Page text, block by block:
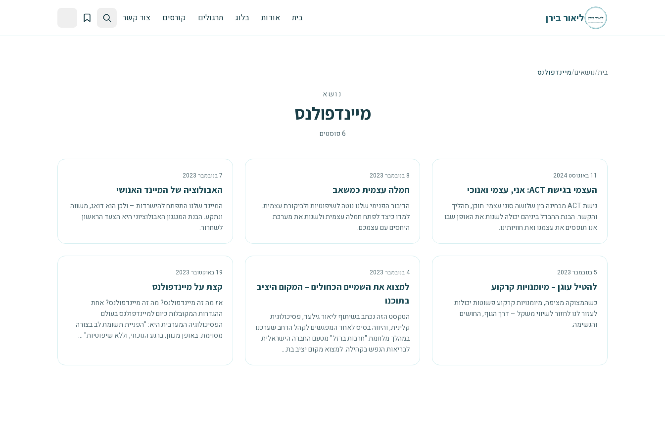
ליאור בירן בית אודות בלוג תרגולים קורסים צור קשר
בית/נושאים/מיינדפולנס
נושא
מיינדפולנס
6פוסטים
11 באוגוסט 2024
העצמי בגישת ACT: אני, עצמי ואנוכי
גישת ACT מבחינה בין שלושה סוגי עצמי: תוכן, תהליך
והקשר. הבנת ההבדל ביניהם יכולה לשנות את האופן שבו
אנו תופסים את עצמנו ואת חוויותינו.
8 בנובמבר 2023
חמלה עצמית כמשאב
הדיבור הפנימי שלנו נוטה לשיפוטיות ולביקורת עצמית.
למדו כיצד לפתח חמלה עצמית ולשנות את מערכת
היחסים עם עצמכם.
7 בנובמבר 2023
האבולוציה של המיינד האנושי
המיינד שלנו התפתח להישרדות – ולכן הוא דואג, משווה
ונתקע. הבנת המנגנון האבולוציוני היא הצעד הראשון
לשחרור.
5 בנובמבר 2023
להטיל עוגן – מיומנויות קרקוע
כשהמצוקה מציפה, מיומנויות קרקוע פשוטות יכולות
לעזור לנו לחזור לשיווי משקל – דרך הגוף, החושים
והנשימה.
4 בנובמבר 2023
למצוא את השמיים הכחולים – המקום היציב
בתוכנו
הטקסט הזה נכתב בשיתוף ליאור גילעד, פסיכולוגית
קלינית, והיווה בסיס לאחד המפגשים לקהל הרחב שערכנו
במהלך מלחמת "חרבות ברזל" מטעם החברה הישראלית
לבריאות הנפש בקהילה. למצוא מקום יציב בת...
19 באוקטובר 2023
קצת על מיינדפולנס
אז מה זה מיינדפולנס? מה זה מיינדפולנס? אחת
ההגדרות המקובלות כיום למיינדפולנס בעולם
הפסיכולוגיה המערבית היא: "הפניית תשומת לב בצורה
מסוימת: באופן מכוון, ברגע הנוכחי, וללא שיפוטיות"...